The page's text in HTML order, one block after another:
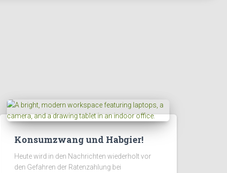
Konsumzwang und Habgier!
Heute wird in den Nachrichten wiederholt vor
den Gefahren der Ratenzahlung bei